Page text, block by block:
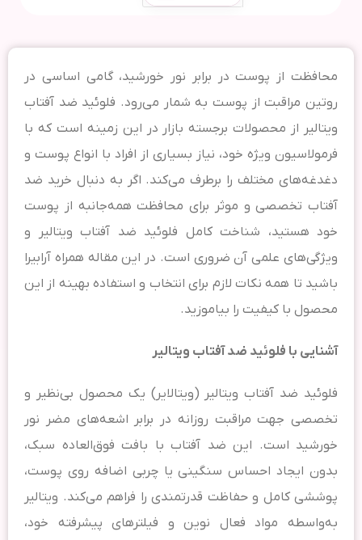
محافظت از پوست در برابر نور خورشید، گامی اساسی در
روتین مراقبت از پوست به شمار می‌رود. فلوئید ضد آفتاب
ویتالیر از محصولات برجسته بازار در این زمینه است که با
فرمولاسیون ویژه خود، نیاز بسیاری از افراد با انواع پوست و
دغدغه‌های مختلف را برطرف می‌کند. اگر به دنبال خرید ضد
آفتاب تخصصی و موثر برای محافظت همه‌جانبه از پوست
خود هستید، شناخت کامل فلوئید ضد آفتاب ویتالیر و
ویژگی‌های علمی آن ضروری است. در این مقاله همراه آرابیرا
باشید تا همه نکات لازم برای انتخاب و استفاده بهینه از این
محصول با کیفیت را بیاموزید.
آشنایی با فلوئید ضد آفتاب ویتالیر
فلوئید ضد آفتاب ویتالیر (ویتالایر) یک محصول بی‌نظیر و
تخصصی جهت مراقبت روزانه در برابر اشعه‌های مضر نور
خورشید است. این ضد آفتاب با بافت فوق‌العاده سبک،
بدون ایجاد احساس سنگینی یا چربی اضافه روی پوست،
پوششی کامل و حفاظت قدرتمندی را فراهم می‌کند. ویتالیر
به‌واسطه مواد فعال نوین و فیلترهای پیشرفته خود،